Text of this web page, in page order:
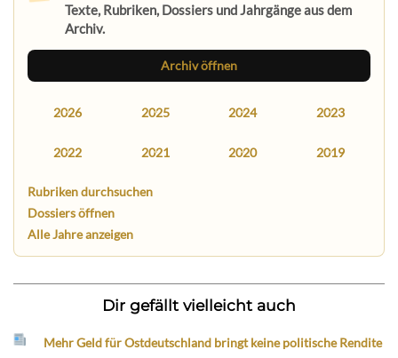
Texte, Rubriken, Dossiers und Jahrgänge aus dem
Archiv.
Archiv öffnen
2026 2025 2024 2023
2022 2021 2020 2019
Rubriken durchsuchen
Dossiers öffnen
Alle Jahre anzeigen
Dir gefällt vielleicht auch
Mehr Geld für Ostdeutschland bringt keine politische Rendite